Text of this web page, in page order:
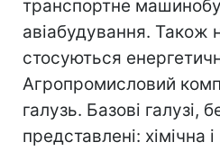
транспортне
авіабудування. Також
стосуються
Агропромисловий
галузь. Базові галузі,
представлені: хімічна